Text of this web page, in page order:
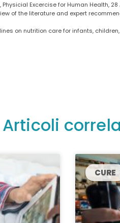
Excercise for Human Health,
of the literature and expert
on nutrition care for infants,
Articoli
CURE